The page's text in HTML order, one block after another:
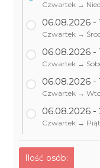
Czwartek →
06.08.2026 -
Czwartek →
06.08.2026 -
Czwartek →
06.08.2026 -
Czwartek →
06.08.2026 -
Czwartek →
Ilość osób: